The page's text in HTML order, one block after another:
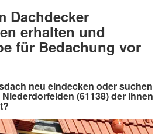
Dachdecker
erhalten und
für Bedachung vor
neu eindecken oder suchen
(61138) der Ihnen